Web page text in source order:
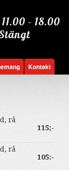
- 18.00
Kontakt
rå
115;-
rå
105:-